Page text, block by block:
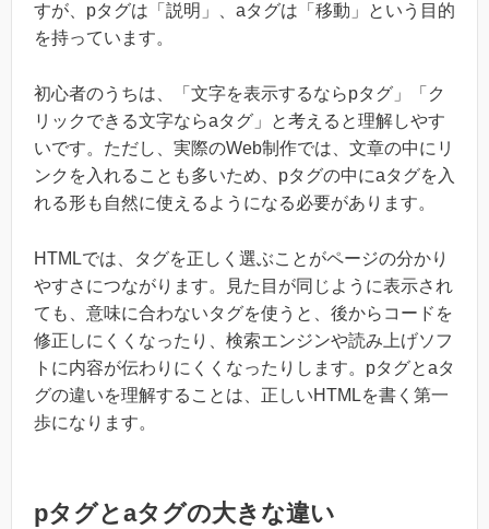
すが、pタグは「説明」、aタグは「移動」という目的
を持っています。
初心者のうちは、「文字を表示するならpタグ」「ク
リックできる文字ならaタグ」と考えると理解しやす
いです。ただし、実際のWeb制作では、文章の中にリ
ンクを入れることも多いため、pタグの中にaタグを入
れる形も自然に使えるようになる必要があります。
HTMLでは、タグを正しく選ぶことがページの分かり
やすさにつながります。見た目が同じように表示され
ても、意味に合わないタグを使うと、後からコードを
修正しにくくなったり、検索エンジンや読み上げソフ
トに内容が伝わりにくくなったりします。pタグとaタ
グの違いを理解することは、正しいHTMLを書く第一
歩になります。
pタグとaタグの大きな違い